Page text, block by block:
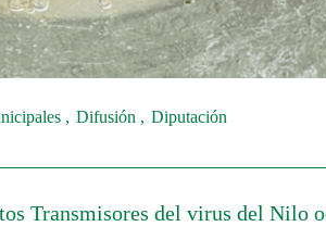
Difusión Diputación
Transmisores del virus del Nilo